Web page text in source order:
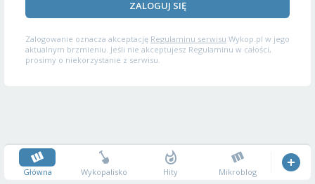
ZALOGUJ SIĘ
Zalogowanie oznacza akceptację Regulaminu serwisu Wykop.pl w jego
aktualnym brzmieniu. Jeśli nie akceptujesz Regulaminu w całości,
prosimy o niekorzystanie z serwisu.
Główna Wykopalisko Hity Mikroblog